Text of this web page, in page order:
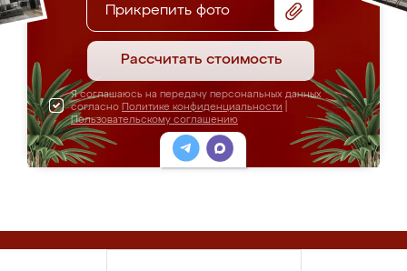
Прикрепить фото
Рассчитать стоимость
Я соглашаюсь на передачу персональных данных
согласно Политике конфиденциальности
Пользовательскому соглашению